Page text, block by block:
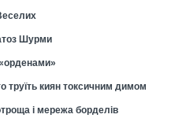
Шурми
труїть киян токсичним димом
і мережа борделів